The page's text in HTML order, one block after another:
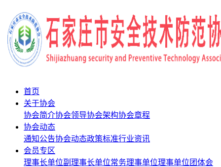
首页
关于协会
协会简介协会领导协会架构协会章程
协会动态
通知公告协会动态政策标准行业资讯
会员专区
理事长单位副理事长单位常务理事单位理事单位 团体会